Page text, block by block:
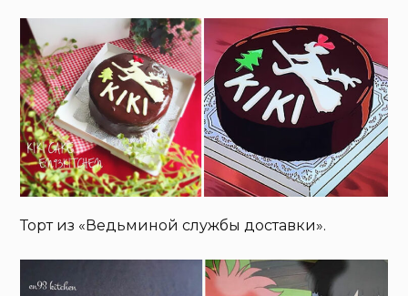
Торт из «Ведьминой службы доставки».